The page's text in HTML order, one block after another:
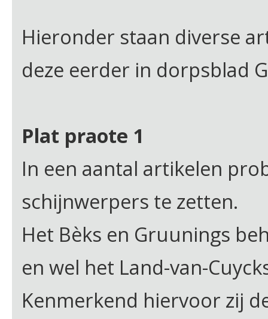
Hieronder staan diverse
deze eerder in dorpsblad
Plat praote 1
In een aantal artikelen
schijnwerpers te zetten.
Het Bèks en Gruunings
en wel het Land-van-
Kenmerkend hiervoor zij